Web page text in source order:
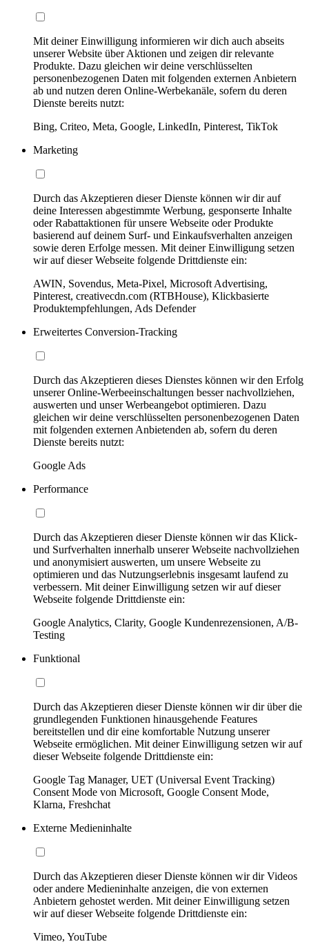
Mit deiner Einwilligung informieren wir dich auch abseits
unserer Website über Aktionen und zeigen dir relevante
Produkte. Dazu gleichen wir deine verschlüsselten
personenbezogenen Daten mit folgenden externen Anbietern
ab und nutzen deren Online-Werbekanäle, sofern du deren
Dienste bereits nutzt:
Bing, Criteo, Meta, Google, LinkedIn, Pinterest, TikTok
Marketing
Durch das Akzeptieren dieser Dienste können wir dir auf
deine Interessen abgestimmte Werbung, gesponserte Inhalte
oder Rabattaktionen für unsere Webseite oder Produkte
basierend auf deinem Surf- und Einkaufsverhalten anzeigen
sowie deren Erfolge messen. Mit deiner Einwilligung setzen
wir auf dieser Webseite folgende Drittdienste ein:
AWIN, Sovendus, Meta-Pixel, Microsoft Advertising,
Pinterest, creativecdn.com (RTBHouse), Klickbasierte
Produktempfehlungen, Ads Defender
Erweitertes Conversion-Tracking
Durch das Akzeptieren dieses Dienstes können wir den Erfolg
unserer Online-Werbeeinschaltungen besser nachvollziehen,
auswerten und unser Werbeangebot optimieren. Dazu
gleichen wir deine verschlüsselten personenbezogenen Daten
mit folgenden externen Anbietenden ab, sofern du deren
Dienste bereits nutzt:
Google Ads
Performance
Durch das Akzeptieren dieser Dienste können wir das Klick-
und Surfverhalten innerhalb unserer Webseite nachvollziehen
und anonymisiert auswerten, um unsere Webseite zu
optimieren und das Nutzungserlebnis insgesamt laufend zu
verbessern. Mit deiner Einwilligung setzen wir auf dieser
Webseite folgende Drittdienste ein:
Google Analytics, Clarity, Google Kundenrezensionen, A/B-
Testing
Funktional
Durch das Akzeptieren dieser Dienste können wir dir über die
grundlegenden Funktionen hinausgehende Features
bereitstellen und dir eine komfortable Nutzung unserer
Webseite ermöglichen. Mit deiner Einwilligung setzen wir auf
dieser Webseite folgende Drittdienste ein:
Google Tag Manager, UET (Universal Event Tracking)
Consent Mode von Microsoft, Google Consent Mode,
Klarna, Freshchat
Externe Medieninhalte
Durch das Akzeptieren dieser Dienste können wir dir Videos
oder andere Medieninhalte anzeigen, die von externen
Anbietern gehostet werden. Mit deiner Einwilligung setzen
wir auf dieser Webseite folgende Drittdienste ein:
Vimeo, YouTube